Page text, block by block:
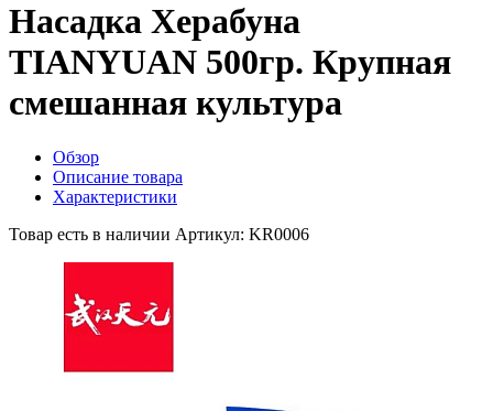
Насадка Херабуна
TIANYUAN 500гр. Крупная
смешанная культура
Обзор
Описание товара
Характеристики
Товар есть в наличии Артикул: KR0006